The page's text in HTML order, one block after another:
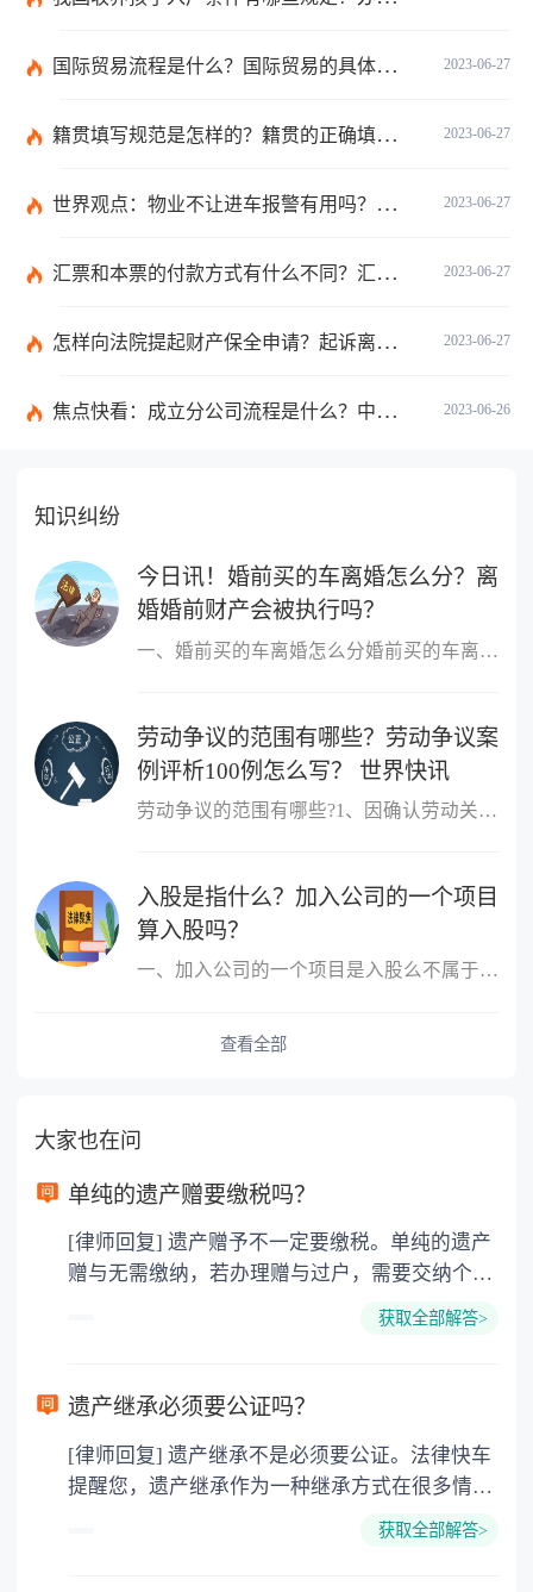
2023-06-27
国际贸易流程是什么？国际贸易的具体流程的内容都有哪些？
2023-06-27
籍贯填写规范是怎样的？籍贯的正确填写规范是什么？-天天微动态
2023-06-27
世界观点：物业不让进车报警有用吗？小区不让业主进车该怎么投诉？
2023-06-27
汇票和本票的付款方式有什么不同？汇票和本票包含的交易数有什么不同？ 环球今热点
2023-06-27
怎样向法院提起财产保全申请？起诉离婚能申请财产保全吗？_全球快播
2023-06-26
焦点快看：成立分公司流程是什么？中华人民共和国公司登记管理条例第四十七条是什么？
知识纠纷
今日讯！婚前买的车离婚怎么分？离
婚婚前财产会被执行吗？
一、婚前买的车离婚怎么分婚前买的车离婚，除另有约定外，一般归个
劳动争议的范围有哪些？劳动争议案
例评析100例怎么写？ 世界快讯
劳动争议的范围有哪些?1、因确认劳动关系发生的争议;2、因订立、履
入股是指什么？加入公司的一个项目
算入股吗？
一、加入公司的一个项目是入股么不属于，入股是指公司成立后，原始
查看全部
大家也在问
单纯的遗产赠要缴税吗？
[律师回复] 遗产赠予不一定要缴税。单纯的遗产
赠与无需缴纳，若办理赠与过户，需要交纳个人
所得税、契税和公证费。赠与过户是没有增值税
要缴纳公证费，具体如下： 1. 公证费：按房
3. 印花税：按房屋评估价的0.05%缴纳 4. 土
地增值税：按房价1%缴纳 5. 房屋产权登记费：
获取全部解答>
遗产继承必须要公证吗？
[律师回复] 遗产继承不是必须要公证。法律快车
提醒您，遗产继承作为一种继承方式在很多情况
下都是不需要公证的，当然，如果需要公正的也
获取全部解答>